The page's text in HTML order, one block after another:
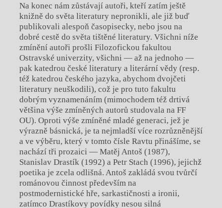
Na konec nám zůstávají autoři, kteří zatím ještě
knižně do světa literatury nepronikli, ale již buď
publikovali alespoň časopisecky, nebo jsou na
dobré cestě do světa tištěné literatury. Všichni níže
zmínění autoři prošli Filozofickou fakultou
Ostravské univerzity, všichni — až na jednoho —
pak katedrou české literatury a literární vědy (resp.
též katedrou českého jazyka, abychom dvojčeti
literatury neuškodili), což je pro tuto fakultu
dobrým vyznamenáním (mimochodem též drtivá
většina výše zmíněných autorů studovala na FF
OU). Oproti výše zmíněné mladé generaci, jež je
výrazně básnická, je ta nejmladší více rozrůzněnější
a ve výběru, který v tomto čísle Ravtu přinášíme, se
nachází tři prozaici — Matěj Antoš (1987),
Stanislav Drastík (1992) a Petr Stach (1996), jejichž
poetika je zcela odlišná. Antoš zakládá svou tvůrčí
románovou činnost především na
postmodernistické hře, sarkastičnosti a ironii,
zatímco Drastíkovy povídky nesou silná